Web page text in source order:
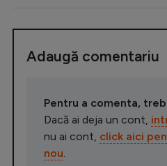
Adaugă comentariu
Pentru a comenta,
Dacă ai deja un cont,
nu ai cont, click aici
nou.